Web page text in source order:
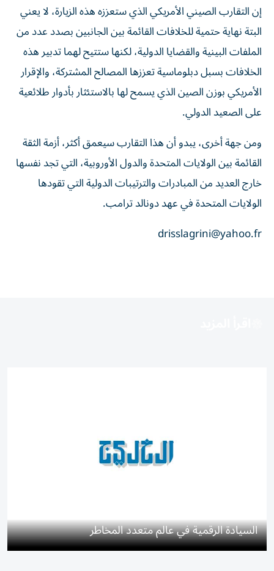
إن التقارب الصيني الأمريكي الذي ستعززه هذه الزيارة، لا يعني
البتة نهاية حتمية للخلافات القائمة بين الجانبين بصدد عدد من
الملفات البينية والقضايا الدولية، لكنها ستتيح لهما تدبير هذه
الخلافات بسبل دبلوماسية تعززها المصالح المشتركة، والإقرار
الأمريكي بوزن الصين الذي يسمح لها بالاستئثار بأدوار طلائعية
على الصعيد الدولي.
ومن جهة أخرى، يبدو أن هذا التقارب سيعمق أكثر، أزمة الثقة
القائمة بين الولايات المتحدة والدول الأوروبية، التي تجد نفسها
خارج العديد من المبادرات والترتيبات الدولية التي تقودها
الولايات المتحدة في عهد دونالد ترامب.
drisslagrini@yahoo.fr
السيادة الرقمية في عالم متعدد المخاطر